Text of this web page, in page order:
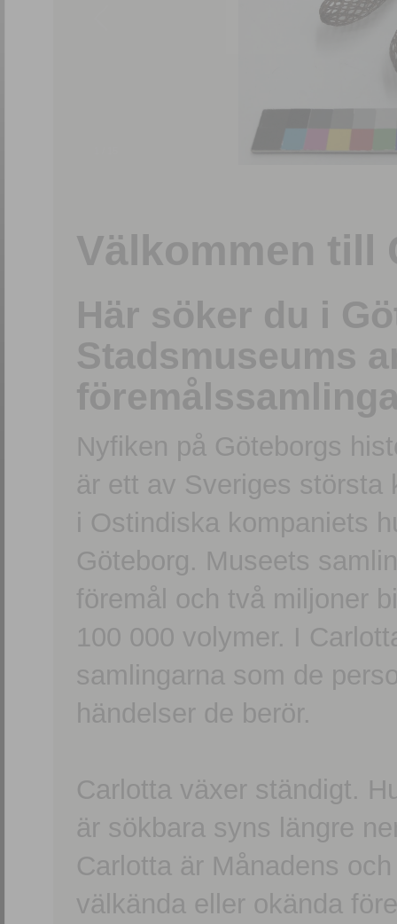
Välkommen till
Här söker du i
Stadsmuseums
Nyfiken på Göteborgs
är ett av Sveriges största
i Ostindiska kompaniets
Göteborg. Museets
föremål och två miljoner
100 000 volymer. I
samlingarna som de
händelser de berör.
Carlotta växer ständigt.
är sökbara syns längre
Carlotta är Månadens
välkända eller okända